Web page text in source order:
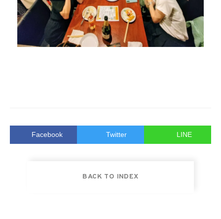
Facebook Twitter LINE
BACK TO INDEX